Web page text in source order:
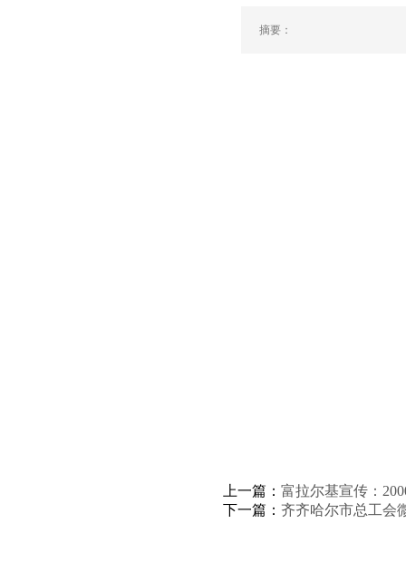
摘要：
上一篇： 富拉尔基宣传：
下一篇： 齐齐哈尔市总工会